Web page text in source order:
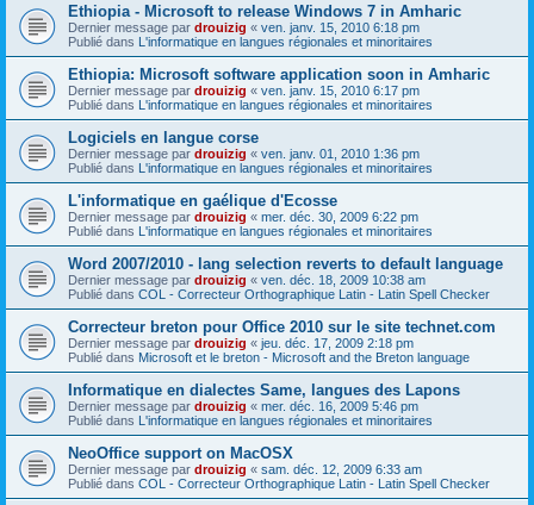
Ethiopia - Microsoft to release Windows 7 in Amharic
Dernier message par drouizig « ven. janv. 15, 2010 6:18 pm
Publié dans L'informatique en langues régionales et minoritaires
Ethiopia: Microsoft software application soon in Amharic
Dernier message par drouizig « ven. janv. 15, 2010 6:17 pm
Publié dans L'informatique en langues régionales et minoritaires
Logiciels en langue corse
Dernier message par drouizig « ven. janv. 01, 2010 1:36 pm
Publié dans L'informatique en langues régionales et minoritaires
L'informatique en gaélique d'Ecosse
Dernier message par drouizig « mer. déc. 30, 2009 6:22 pm
Publié dans L'informatique en langues régionales et minoritaires
Word 2007/2010 - lang selection reverts to default language
Dernier message par drouizig « ven. déc. 18, 2009 10:38 am
Publié dans COL - Correcteur Orthographique Latin - Latin Spell Checker
Correcteur breton pour Office 2010 sur le site technet.com
Dernier message par drouizig « jeu. déc. 17, 2009 2:18 pm
Publié dans Microsoft et le breton - Microsoft and the Breton language
Informatique en dialectes Same, langues des Lapons
Dernier message par drouizig « mer. déc. 16, 2009 5:46 pm
Publié dans L'informatique en langues régionales et minoritaires
NeoOffice support on MacOSX
Dernier message par drouizig « sam. déc. 12, 2009 6:33 am
Publié dans COL - Correcteur Orthographique Latin - Latin Spell Checker